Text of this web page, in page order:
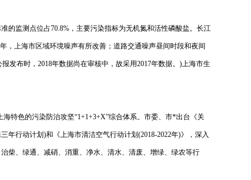
的监测点位占70.8%，主要污染指标为无机氮和活性磷酸盐。长江
，上海市区域环境噪声有所改善；道路交通噪声昼间时段和夜间
发布时，2018年数据尚在审核中，故采用2017年数据。)上海市生
特色的污染防治攻坚“1+1+3+X”综合体系。市委、市*出台《关
行动计划)和《上海市清洁空气行动计划(2018-2022年)》，深入
柴、绿通、减硝、消重、净水、清水、清废、增绿、绿农等行